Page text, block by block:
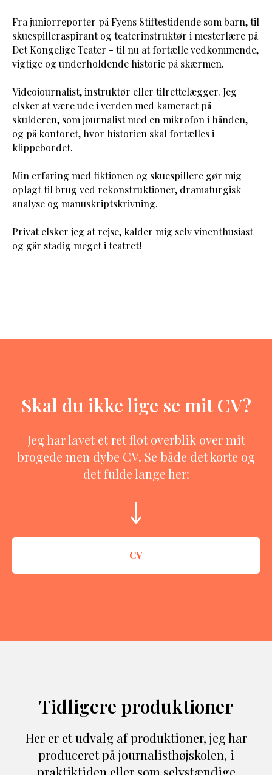
Fra juniorreporter på Fyens Stiftestidende som barn, til
skuespilleraspirant og teaterinstruktør i mesterlære på
Det Kongelige Teater - til nu at fortælle vedkommende,
vigtige og underholdende historie på skærmen.
Videojournalist, instruktør eller tilrettelægger. Jeg
elsker at være ude i verden med kameraet på
skulderen, som journalist med en mikrofon i hånden,
og på kontoret, hvor historien skal fortælles i
klippebordet.
Min erfaring med fiktionen og skuespillere gør mig
oplagt til brug ved rekonstruktioner, dramaturgisk
analyse og manuskriptskrivning.
Privat elsker jeg at rejse, kalder mig selv vinenthusiast
og går stadig meget i teatret!
Skal du ikke lige se mit CV?
Jeg har lavet et ret flot overblik over mit
brogede men dybe CV. Se både det korte og
det fulde lange her:
CV
Tidligere produktioner
Her er et udvalg af produktioner, jeg har
produceret på journalisthøjskolen, i
praktiktiden eller som selvstændige